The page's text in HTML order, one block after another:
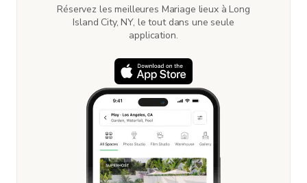
Réservez les meilleures Mariage lieux à Long
Island City, NY, le tout dans une seule
application.